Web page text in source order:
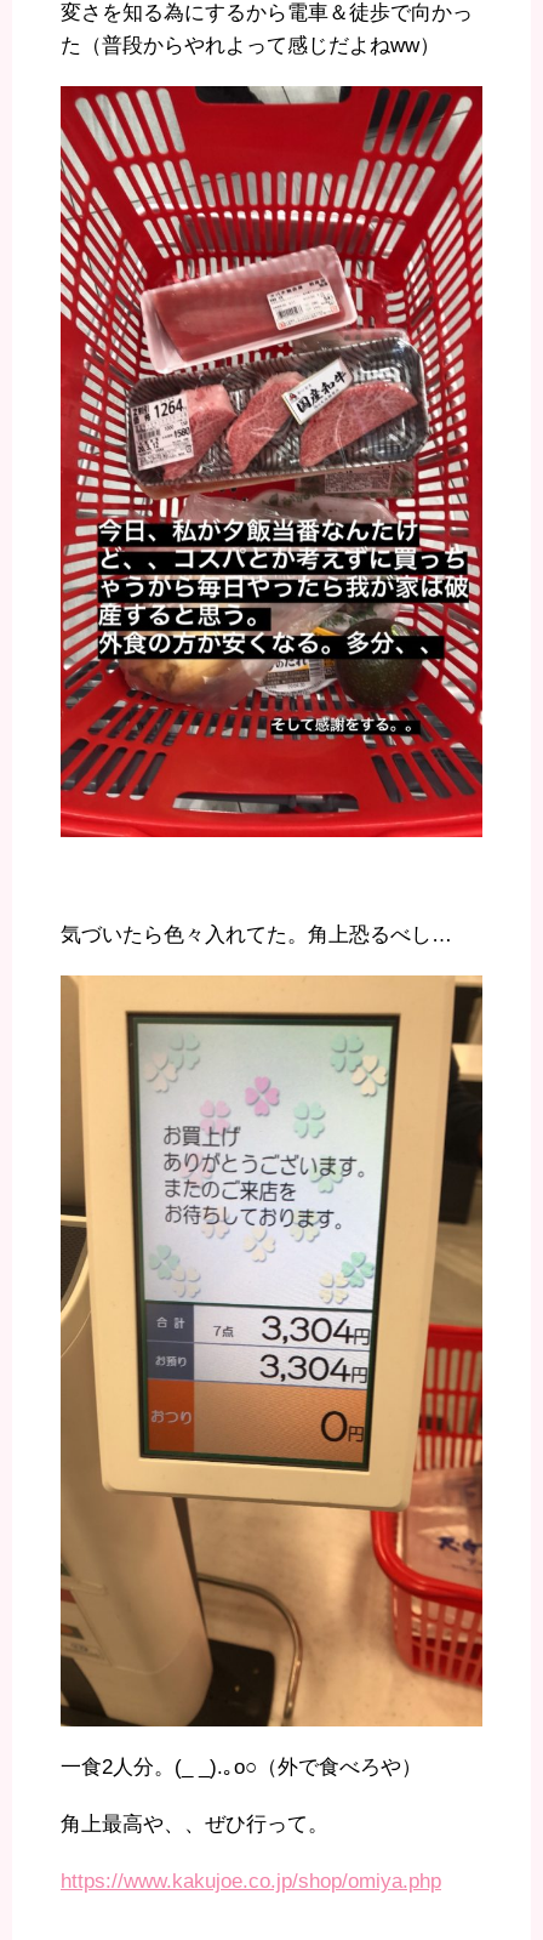
変さを知る為にするから電車＆徒歩で向かっ
た（普段からやれよって感じだよねww）
気づいたら色々入れてた。角上恐るべし…
一食2人分。(_ _).｡o○（外で食べろや）
角上最高や、、ぜひ行って。
https://www.kakujoe.co.jp/shop/omiya.php